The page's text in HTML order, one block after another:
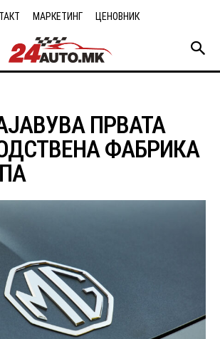
МАРКЕТИНГ ЦЕНОВНИК
ПРВАТА
ФАБРИКА